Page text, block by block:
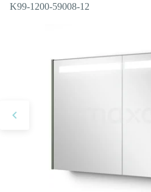
K99-1200-59008-12